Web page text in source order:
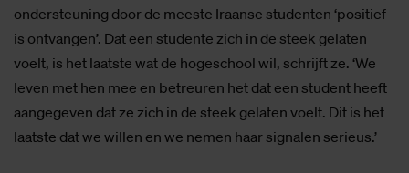
ondersteuning door de meeste Iraanse studenten ‘positief
is ontvangen’. Dat een studente zich in de steek gelaten
voelt, is het laatste wat de hogeschool wil, schrijft ze. ‘We
leven met hen mee en betreuren het dat een student heeft
aangegeven dat ze zich in de steek gelaten voelt. Dit is het
laatste dat we willen en we nemen haar signalen serieus.’